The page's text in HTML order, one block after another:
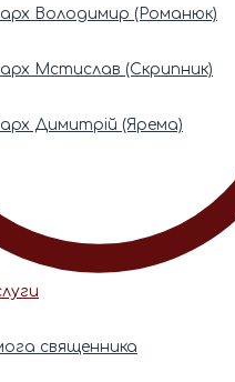
Володимир (Романюк)
Мстислав (Скрипник)
Димитрій (Ярема)
священника